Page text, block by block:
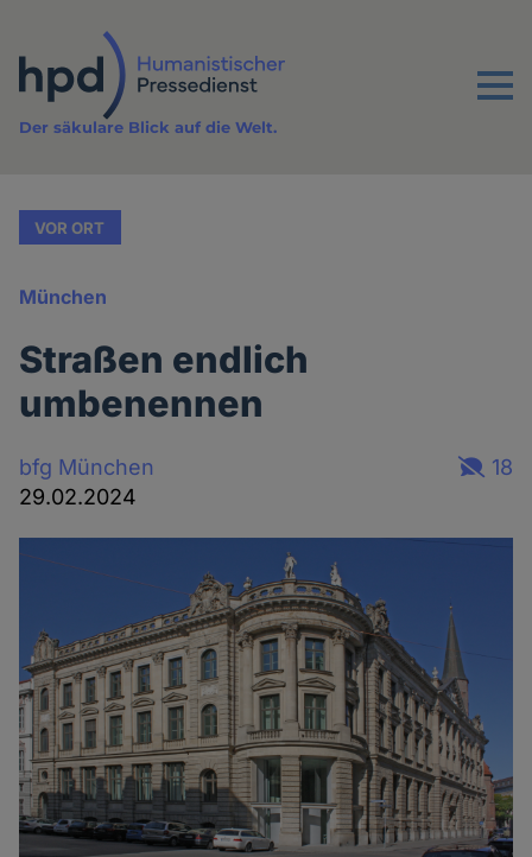
Inhalt
Menu
Der säkulare Blick auf die Welt.
VOR ORT
München
Straßen endlich
umbenennen
bfg München
29.02.2024
18